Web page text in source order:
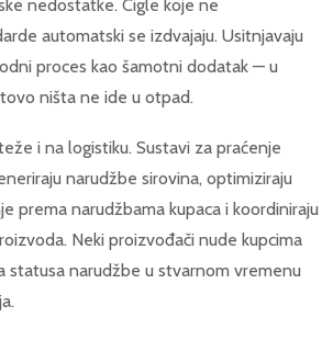
nedostatke. Cigle koje ne
automatski se izdvajaju. Usitnjavaju
proces kao šamotni dodatak — u
ništa ne ide u otpad.
i na logistiku. Sustavi za praćenje
narudžbe sirovina, optimiziraju
prema narudžbama kupaca i koordiniraju
Neki proizvođači nude kupcima
statusa narudžbe u stvarnom vremenu